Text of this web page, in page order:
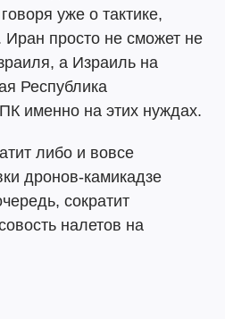
уже о тактике,
просто не сможет не
а Израиль на
Республика
именно на этих нуждах.
либо и вовсе
дронов-камикадзе
сократит
налетов на